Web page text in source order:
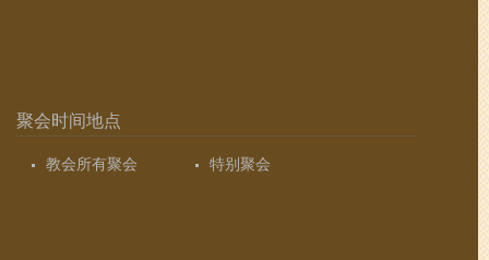
聚会时间地点
教会所有聚会 特别聚会